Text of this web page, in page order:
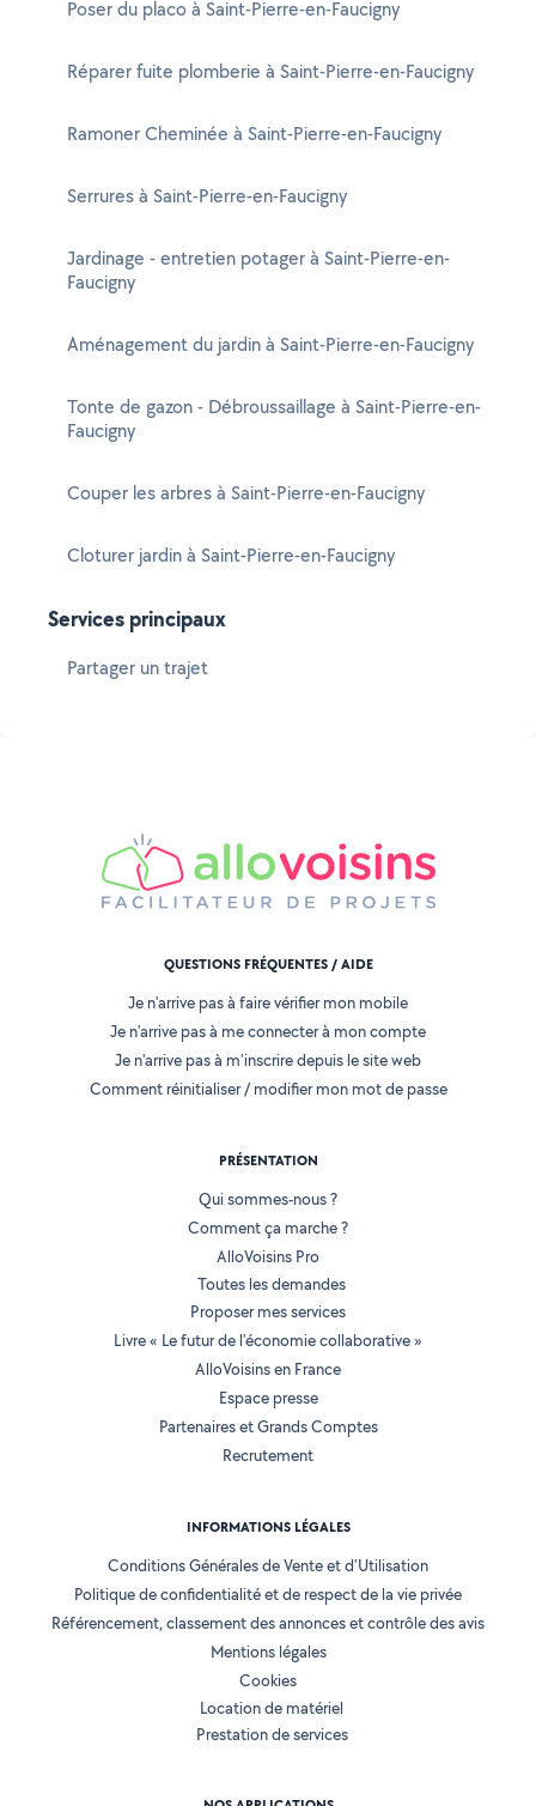
Poser du placo à Saint-Pierre-en-Faucigny
Réparer fuite plomberie à Saint-Pierre-en-Faucigny
Ramoner Cheminée à Saint-Pierre-en-Faucigny
Serrures à Saint-Pierre-en-Faucigny
Jardinage - entretien potager à Saint-Pierre-en-
Faucigny
Aménagement du jardin à Saint-Pierre-en-Faucigny
Tonte de gazon - Débroussaillage à Saint-Pierre-en-
Faucigny
Couper les arbres à Saint-Pierre-en-Faucigny
Cloturer jardin à Saint-Pierre-en-Faucigny
Services principaux
Partager un trajet
QUESTIONS FRÉQUENTES / AIDE
Je n'arrive pas à faire vérifier mon mobile
Je n'arrive pas à me connecter à mon compte
Je n'arrive pas à m'inscrire depuis le site web
Comment réinitialiser / modifier mon mot de passe
PRÉSENTATION
Qui sommes-nous ?
Comment ça marche ?
AlloVoisins Pro
Toutes les demandes
Proposer mes services
Livre « Le futur de l'économie collaborative »
AlloVoisins en France
Espace presse
Partenaires et Grands Comptes
Recrutement
INFORMATIONS LÉGALES
Conditions Générales de Vente et d'Utilisation
Politique de confidentialité et de respect de la vie privée
Référencement, classement des annonces et contrôle des avis
Mentions légales
Cookies
Location de matériel
Prestation de services